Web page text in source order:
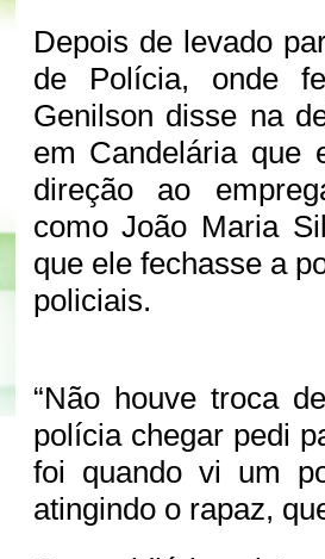
Depois de levado
de Polícia, onde
Genilson disse na
em Candelária que
direção ao
como João Maria
que ele fechasse a
policiais.
“Não houve troca
polícia chegar pedi
foi quando vi um
atingindo o rapaz,